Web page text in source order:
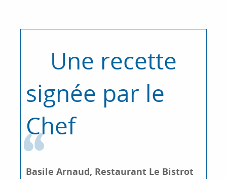
Une recette
signée par le
Chef
Basile Arnaud, Restaurant Le Bistrot